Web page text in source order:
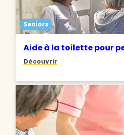
Seniors
Aide à la toilette pour
Découvrir